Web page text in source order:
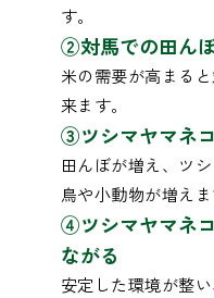
す。
②対馬での田ん
米の需要が高まる
来ます。
③ツシマヤマネ
田んぼが増え、ツ
鳥や小動物が増えま
④ツシマヤマネ
ながる
安定した環境が整